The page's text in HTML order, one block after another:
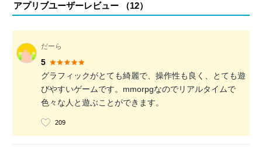
アプリブユーザーレビュー （12）
だーら
5
グラフィックがとても綺麗で、操作性も良く、とても遊
びやすいゲームです。mmorpgなのでリアルタイムで
色々な人と遊ぶことができます。
209